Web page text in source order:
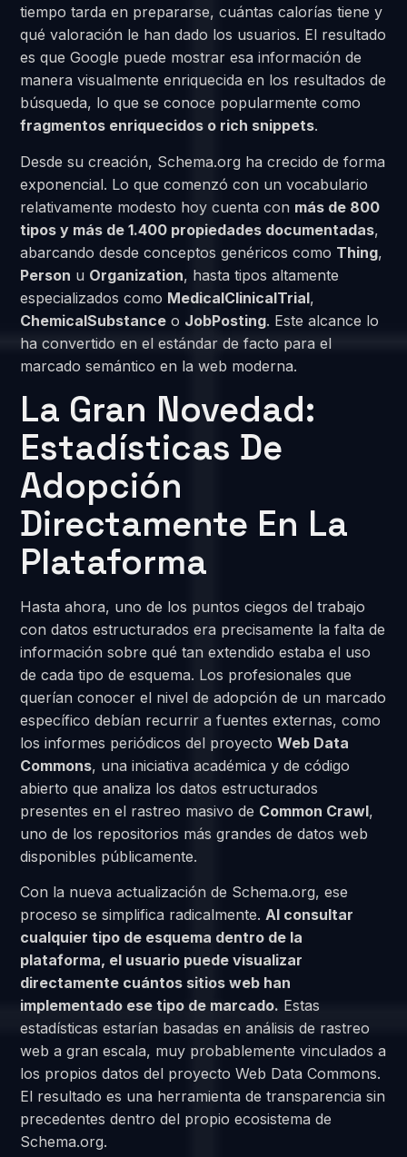
tiempo tarda en prepararse, cuántas calorías tiene y
qué valoración le han dado los usuarios. El resultado
es que Google puede mostrar esa información de
manera visualmente enriquecida en los resultados de
búsqueda, lo que se conoce popularmente como
fragmentos enriquecidos o rich snippets.
Desde su creación, Schema.org ha crecido de forma
exponencial. Lo que comenzó con un vocabulario
relativamente modesto hoy cuenta con más de 800
tipos y más de 1.400 propiedades documentadas,
abarcando desde conceptos genéricos como Thing,
Person u Organization, hasta tipos altamente
especializados como MedicalClinicalTrial,
ChemicalSubstance o JobPosting. Este alcance lo
ha convertido en el estándar de facto para el
marcado semántico en la web moderna.
La Gran Novedad:
Estadísticas De
Adopción
Directamente En La
Plataforma
Hasta ahora, uno de los puntos ciegos del trabajo
con datos estructurados era precisamente la falta de
información sobre qué tan extendido estaba el uso
de cada tipo de esquema. Los profesionales que
querían conocer el nivel de adopción de un marcado
específico debían recurrir a fuentes externas, como
los informes periódicos del proyectoWeb Data
Commons, una iniciativa académica y de código
abierto que analiza los datos estructurados
presentes en el rastreo masivo de Common Crawl,
uno de los repositorios más grandes de datos web
disponibles públicamente.
Con la nueva actualización de Schema.org, ese
proceso se simplifica radicalmente.Al consultar
cualquier tipo de esquema dentro de la
plataforma, el usuario puede visualizar
directamente cuántos sitios web han
implementado ese tipo de marcado. Estas
estadísticas estarían basadas en análisis de rastreo
web a gran escala, muy probablemente vinculados a
los propios datos del proyecto Web Data Commons.
El resultado es una herramienta de transparencia sin
precedentes dentro del propio ecosistema de
Schema.org.